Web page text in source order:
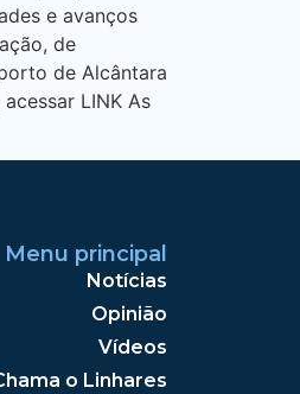
e avanços
de
de Alcântara
LINK As
Menu principal
Notícias
Opinião
Vídeos
o Linhares